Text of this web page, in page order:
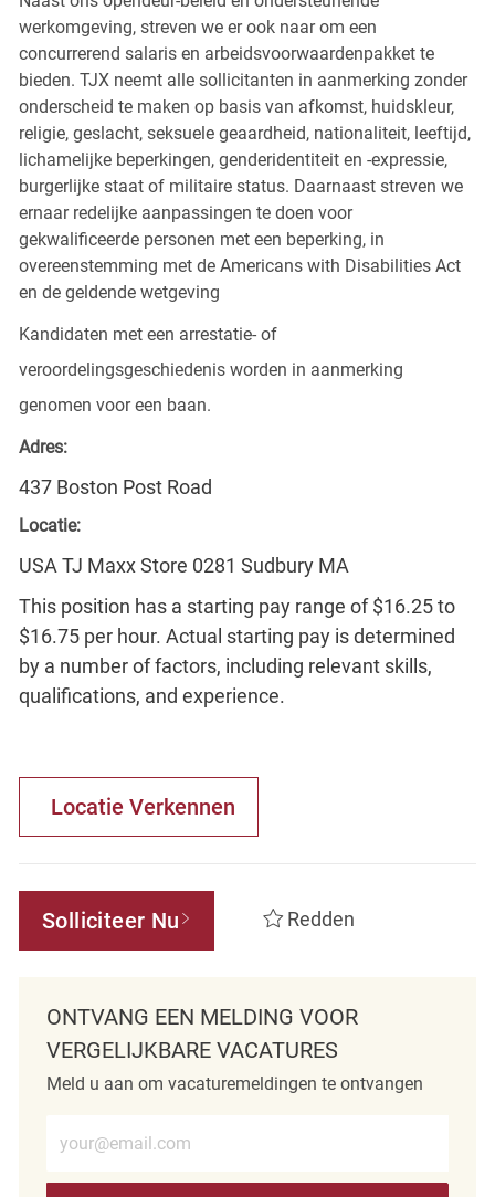
werkomgeving, streven we er ook naar om een
concurrerend salaris en arbeidsvoorwaardenpakket te
bieden. TJX neemt alle sollicitanten in aanmerking zonder
onderscheid te maken op basis van afkomst, huidskleur,
religie, geslacht, seksuele geaardheid, nationaliteit, leeftijd,
lichamelijke beperkingen, genderidentiteit en -expressie,
burgerlijke staat of militaire status. Daarnaast streven we
ernaar redelijke aanpassingen te doen voor
gekwalificeerde personen met een beperking, in
overeenstemming met de Americans with Disabilities Act
en de geldende wetgeving
Kandidaten met een arrestatie- of
veroordelingsgeschiedenis worden in aanmerking
genomen voor een baan.
Adres:
437 Boston Post Road
Locatie:
USA TJ Maxx Store 0281 Sudbury MA
This position has a starting pay range of $16.25 to
$16.75 per hour. Actual starting pay is determined
by a number of factors, including relevant skills,
qualifications, and experience.
Locatie Verkennen
Solliciteer Nu Redden
ONTVANG EEN MELDING VOOR
VERGELIJKBARE VACATURES
Meld u aan om vacaturemeldingen te ontvangen